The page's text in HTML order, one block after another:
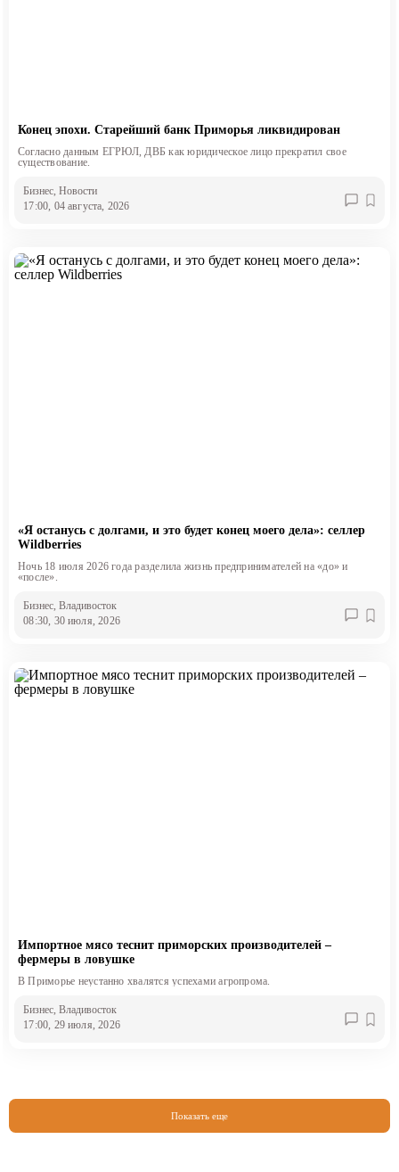
Конец эпохи. Старейший банк Приморья ликвидирован
Согласно данным ЕГРЮЛ, ДВБ как юридическое лицо прекратил свое
существование.
Бизнес , Новости
17:00, 04 августа, 2026
«Я останусь с долгами, и это будет конец моего дела»: селлер
Wildberries
Ночь 18 июля 2026 года разделила жизнь предпринимателей на «до» и
«после».
Бизнес , Владивосток
08:30, 30 июля, 2026
Импортное мясо теснит приморских производителей –
фермеры в ловушке
В Приморье неустанно хвалятся успехами агропрома.
Бизнес, Владивосток
17:00, 29 июля, 2026
Показать еще